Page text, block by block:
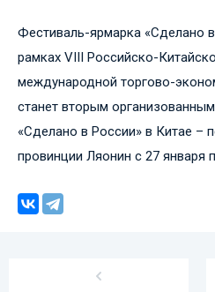
Фестиваль-ярмарка «Сделано
рамках VIII Российско-
международной торгово-
станет вторым
«Сделано в России» в Китае –
провинции Ляонин с 27 января